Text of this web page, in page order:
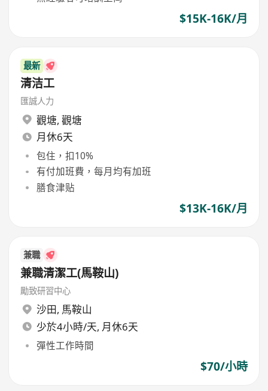
$15K-16K/月
最新
清洁工
匯誠人力
觀塘, 觀塘
月休6天
包住，扣10%
有付加班費，每月均有加班
膳食津贴
$13K-16K/月
兼職
兼職清潔工(馬鞍山)
勵致研習中心
沙田, 馬鞍山
少於4小時/天, 月休6天
彈性工作時間
$70/小時